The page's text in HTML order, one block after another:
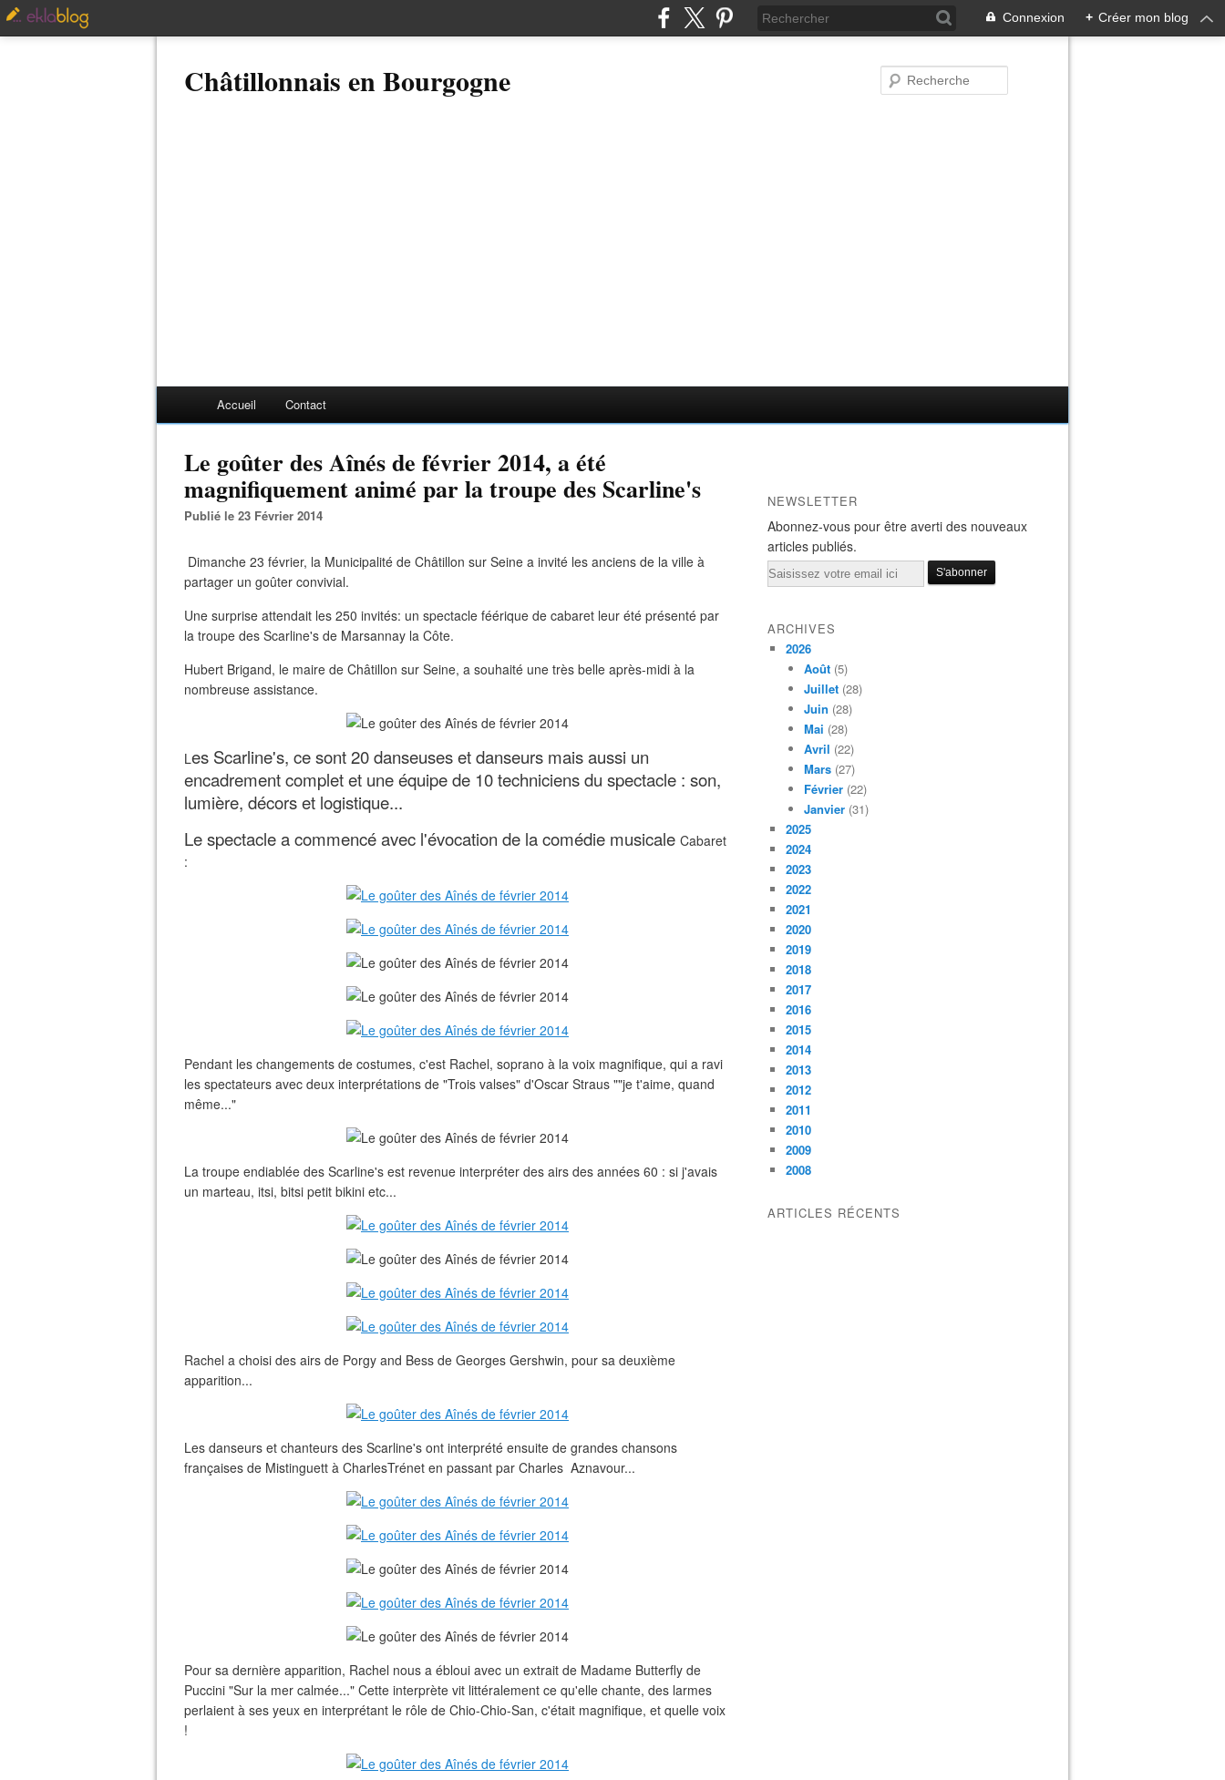
Connexion + Créer mon blog
Châtillonnais en Bourgogne
Accueil Contact
Le goûter des Aînés de février 2014, a été
magnifiquement animé par la troupe des Scarline's
Publié le 23 Février 2014
Dimanche 23 février, la Municipalité de Châtillon sur Seine a invité les anciens de la ville à
partager un goûter convivial.
Une surprise attendait les 250 invités: un spectacle féérique de cabaret leur été présenté par
la troupe des Scarline's de Marsannay la Côte.
Hubert Brigand, le maire de Châtillon sur Seine, a souhaité une très belle après-midi à la
nombreuse assistance.
Les Scarline's, ce sont 20 danseuses et danseurs mais aussi un
encadrement complet et une équipe de 10 techniciens du spectacle : son,
lumière, décors et logistique...
Le spectacle a commencé avec l'évocation de la comédie musicale Cabaret
:
Pendant les changements de costumes, c'est Rachel, soprano à la voix magnifique, qui a ravi
les spectateurs avec deux interprétations de "Trois valses" d'Oscar Straus ""je t'aime, quand
même..."
La troupe endiablée des Scarline's est revenue interpréter des airs des années 60 : si j'avais
un marteau, itsi, bitsi petit bikini etc...
Rachel a choisi des airs de Porgy and Bess de Georges Gershwin, pour sa deuxième
apparition...
Les danseurs et chanteurs des Scarline's ont interprété ensuite de grandes chansons
françaises de Mistinguett à CharlesTrénet en passant par Charles Aznavour...
Pour sa dernière apparition, Rachel nous a ébloui avec un extrait de Madame Butterfly de
Puccini "Sur la mer calmée..." Cette interprète vit littéralement ce qu'elle chante, des larmes
perlaient à ses yeux en interprétant le rôle de Chio-Chio-San, c'était magnifique, et quelle voix
!
NEWSLETTER
Abonnez-vous pour être averti des nouveaux
articles publiés.
Email
ARCHIVES
2026
Août (5)
Juillet (28)
Juin (28)
Mai (28)
Avril (22)
Mars (27)
Février (22)
Janvier (31)
2025
2024
2023
2022
2021
2020
2019
2018
2017
2016
2015
2014
2013
2012
2011
2010
2009
2008
ARTICLES RÉCENTS